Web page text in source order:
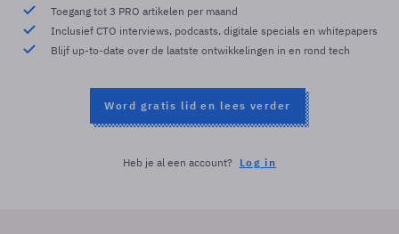
Toegang tot 3 PRO artikelen per maand
Inclusief CTO interviews, podcasts, digitale specials en whitepapers
Blijf up-to-date over de laatste ontwikkelingen in en rond tech
Word gratis lid en lees verder
Heb je al een account? Log in